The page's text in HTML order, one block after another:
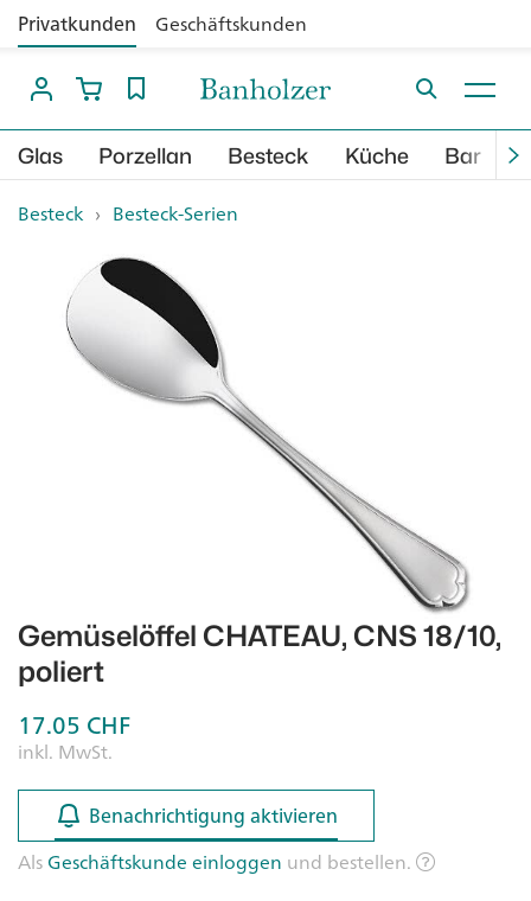
Privatkunden Geschäftskunden
Glas Porzellan Besteck Küche Bar
Besteck › Besteck-Serien
Gemüselöffel CHATEAU, CNS 18/10,
poliert
17.05 CHF
inkl. MwSt.
Benachrichtigung aktivieren
Benachrichtigung aktivieren
AlsGeschäftskunde einloggen und bestellen.